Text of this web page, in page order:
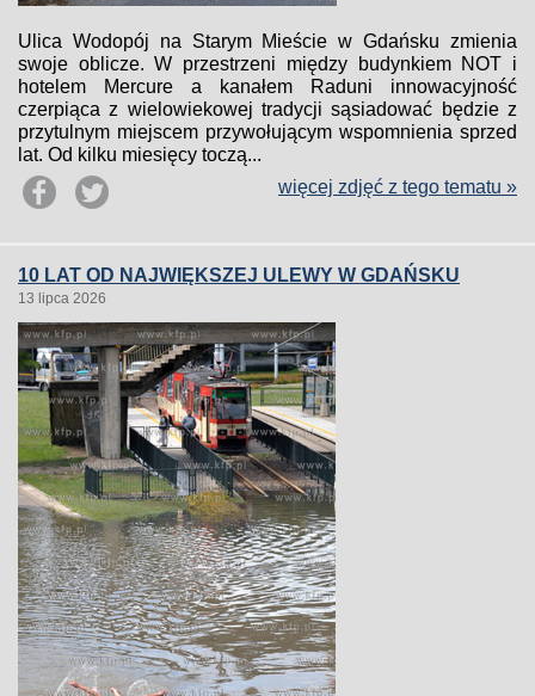
Ulica Wodopój na Starym Mieście w Gdańsku zmienia
swoje oblicze. W przestrzeni między budynkiem NOT i
hotelem Mercure a kanałem Raduni innowacyjność
czerpiąca z wielowiekowej tradycji sąsiadować będzie z
przytulnym miejscem przywołującym wspomnienia sprzed
lat. Od kilku miesięcy toczą...
więcej zdjęć z tego tematu »
10 LAT OD NAJWIĘKSZEJ ULEWY W GDAŃSKU
13 lipca 2026